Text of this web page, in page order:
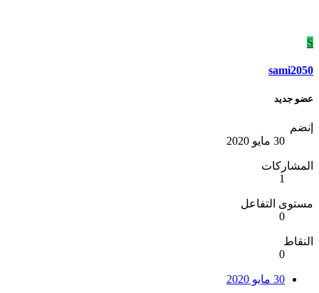
S
sami2050
عضو جديد
إنضم
30 مايو 2020
المشاركات
1
مستوى التفاعل
0
النقاط
0
30 مايو 2020